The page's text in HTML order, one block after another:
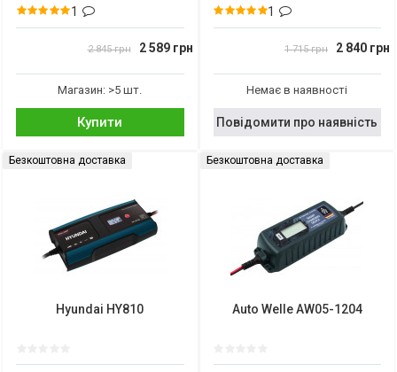
1
2 845 грн 2 589 грн
Магазин: >5 шт.
Купити
1
1 715 грн 2 840 грн
Немає в наявності
Повідомити про наявність
Безкоштовна доставка
Hyundai HY810
Безкоштовна доставка
Auto Welle AW05-1204